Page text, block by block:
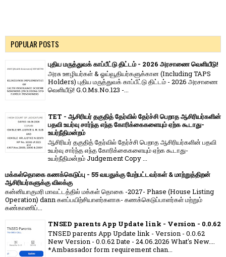
POPULAR POSTS
புதிய மருத்துவக் காப்பீட்டு திட்டம் - 2026 அரசாணை வெளியீடு!
அரசு ஊழியர்கள் & ஓய்வூதியர்களுக்கான (Including TAPS
Holders) புதிய மருத்துவக் காப்பீட்டு திட்டம் - 2026 அரசாணை
வெளியீடு! G.O.Ms.No.123 -...
TET - ஆசிரியர் தகுதித் தேர்வில் தேர்ச்சி பெறாத ஆசிரியர்களின்
பதவி உயர்வு சார்ந்த எந்த கோரிக்கைகளையும் ஏற்க கூடாது-
உயர்நீதிமன்றம்
ஆசிரியர் தகுதித் தேர்வில் தேர்ச்சி பெறாத ஆசிரியர்களின் பதவி
உயர்வு சார்ந்த எந்த கோரிக்கைகளையும் ஏற்க கூடாது-
உயர்நீதிமன்றம் Judgement Copy ...
மக்கள்தொகை கணக்கெடுப்பு - 55 வயதுக்கு மேற்பட்டவர்கள் & மாற்றுத்திறன்
ஆசிரியர்களுக்கு விலக்கு
கன்னியாகுமரி மாவட்டத்தில் மக்கள் தொகை -2027- Phase (House Listing
Operation) dann களப்பயிற்சியாளர்களாக- கணக்கெடுப்பாளர்கள் மற்றும்
கண்காணிப்...
TNSED parents App Update link - Version - 0.0.62
TNSED parents App Update link - Version - 0.0.62
New Version - 0.0.62 Date - 24.06.2026 What's New....
*Ambassador form requirement chan...